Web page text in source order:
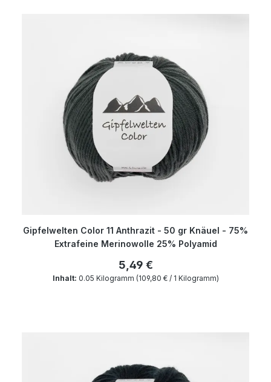
Gipfelwelten Color 11 Anthrazit - 50 gr Knäuel - 75%
Extrafeine Merinowolle 25% Polyamid
5,49 €
Inhalt: 0.05 Kilogramm (109,80 € / 1 Kilogramm)